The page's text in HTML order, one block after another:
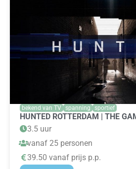
bekend van TV spanning sportief
HUNTED ROTTERDAM | THE
3.5 uur
vanaf 25 personen
39.50 vanaf prijs p.p.